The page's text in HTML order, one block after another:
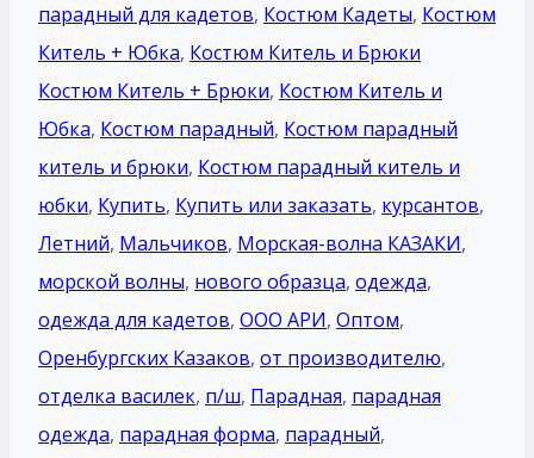
парадный для кадетов, Костюм Кадеты, Костюм
Китель + Юбка, Костюм Китель и Брюки
Костюм Китель + Брюки, Костюм Китель и
Юбка, Костюм парадный, Костюм парадный
китель и брюки, Костюм парадный китель и
юбки, Купить, Купить или заказать, курсантов,
Летний, Мальчиков, Морская-волна КАЗАКИ,
морской волны, нового образца, одежда,
одежда для кадетов, ООО АРИ, Оптом,
Оренбургских Казаков, от производителю,
отделка василек, п/ш, Парадная, парадная
одежда, парадная форма, парадный,